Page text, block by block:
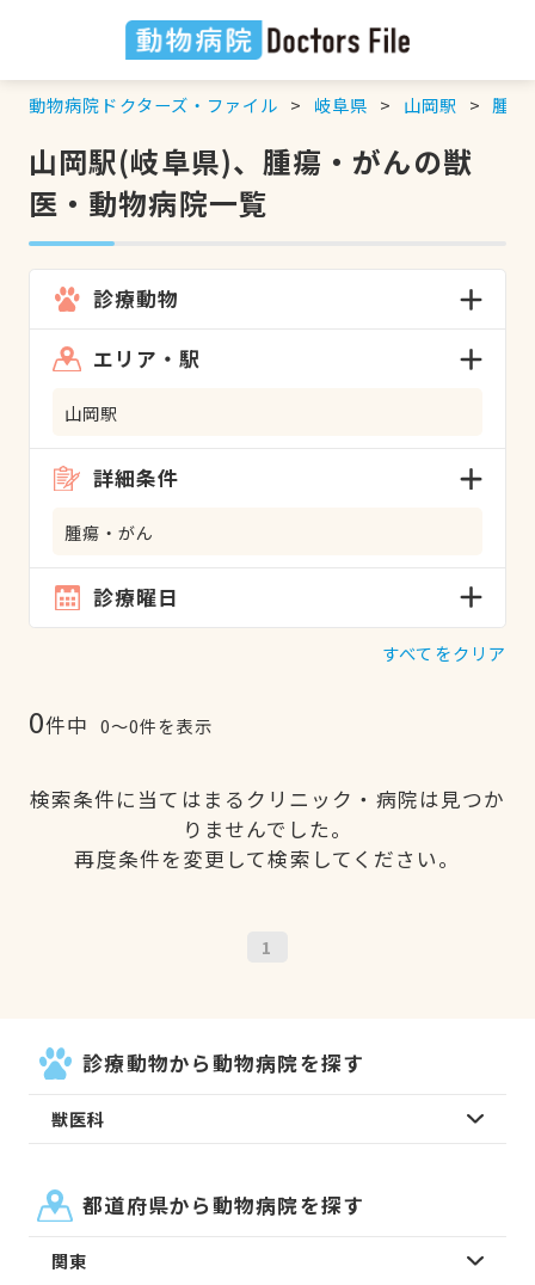
動物病院ドクターズ・ファイル 岐阜県 山岡駅 腫瘍
山岡駅(岐阜県)、腫瘍・がんの獣
医・動物病院一覧
診療動物
エリア・駅
山岡駅
詳細条件
腫瘍・がん
診療曜日
すべてをクリア
0件中 0〜0件を表示
検索条件に当てはまるクリニック・病院は見つか
りませんでした。
再度条件を変更して検索してください。
1
診療動物から動物病院を探す
獣医科
都道府県から動物病院を探す
関東